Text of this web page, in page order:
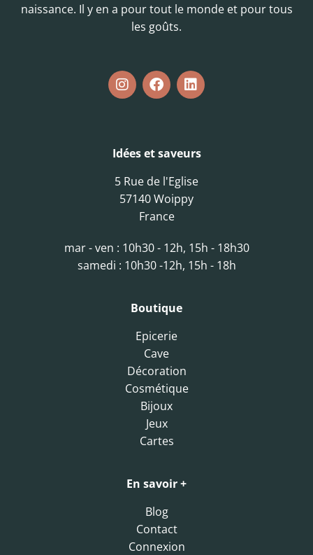
naissance. Il y en a pour tout le monde et pour tous
les goûts.
Idées et saveurs
5 Rue de l'Eglise
57140 Woippy
France
mar - ven : 10h30 - 12h, 15h - 18h30
samedi : 10h30 -12h, 15h - 18h
Boutique
Epicerie
Cave
Décoration
Cosmétique
Bijoux
Jeux
Cartes
En savoir +
Blog
Contact
Connexion